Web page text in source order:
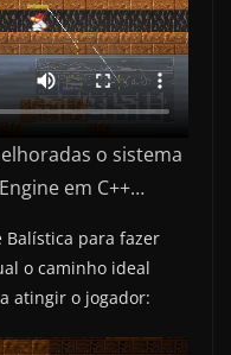
o sistema
em C++…
Balística para fazer
o caminho ideal
atingir o jogador: